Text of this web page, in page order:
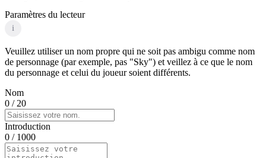
Paramètres du lecteur
i
Veuillez utiliser un nom propre qui ne soit pas ambigu comme nom
de personnage (par exemple, pas "Sky") et veillez à ce que le nom
du personnage et celui du joueur soient différents.
Nom
0 / 20
Introduction
0 / 1000